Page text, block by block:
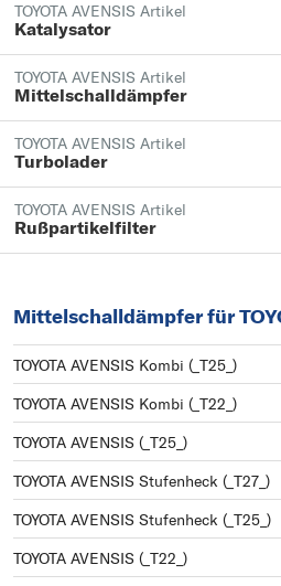
TOYOTA AVENSIS Artikel
Katalysator
TOYOTA AVENSIS Artikel
Mittelschalldämpfer
TOYOTA AVENSIS Artikel
Turbolader
TOYOTA AVENSIS Artikel
Rußpartikelfilter
Mittelschalldämpfer für
TOYOTA AVENSIS Kombi (_T25_)
TOYOTA AVENSIS Kombi (_T22_)
TOYOTA AVENSIS (_T25_)
TOYOTA AVENSIS Stufenheck (_T27_)
TOYOTA AVENSIS Stufenheck (_T25_)
TOYOTA AVENSIS (_T22_)